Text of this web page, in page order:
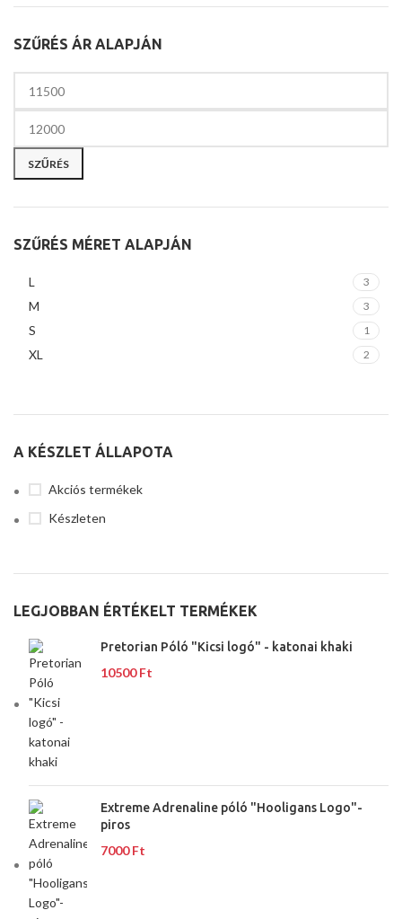
SZŰRÉS ÁR ALAPJÁN
SZŰRÉS
SZŰRÉS MÉRET ALAPJÁN
L 3
M 3
S 1
XL 2
A KÉSZLET ÁLLAPOTA
Akciós termékek
Készleten
LEGJOBBAN ÉRTÉKELT TERMÉKEK
Pretorian Póló "Kicsi logó" - katonai khaki
10500Ft
Extreme Adrenaline póló "Hooligans Logo"-
piros
7000Ft